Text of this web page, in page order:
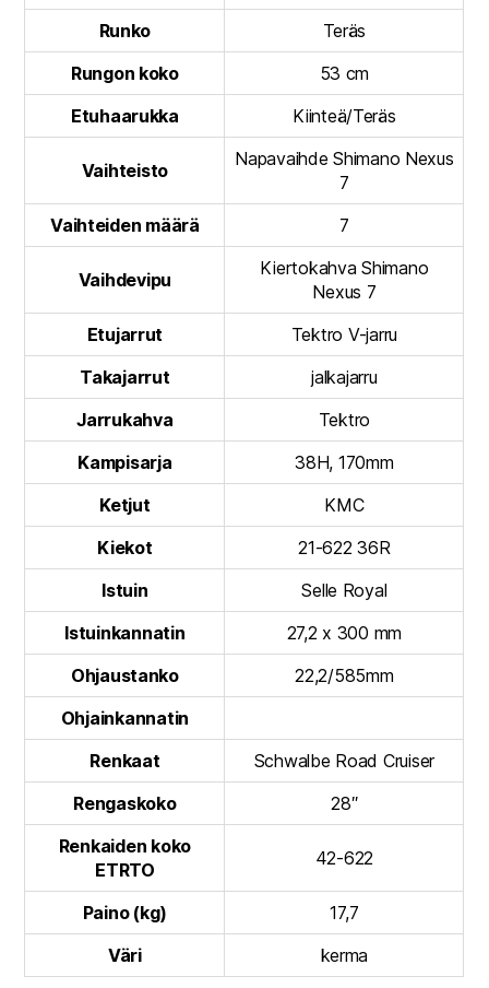
Runko
Teräs
Rungon koko
53 cm
Etuhaarukka
Kiinteä/Teräs
Vaihteisto
Napavaihde Shimano Nexus
7
Vaihteiden määrä
7
Vaihdevipu
Kiertokahva Shimano
Nexus 7
Etujarrut
Tektro V-jarru
Takajarrut
jalkajarru
Jarrukahva
Tektro
Kampisarja
38H, 170mm
Ketjut
KMC
Kiekot
21-622 36R
Istuin
Selle Royal
Istuinkannatin
27,2 x 300 mm
Ohjaustanko
22,2/585mm
Ohjainkannatin
Renkaat
Schwalbe Road Cruiser
Rengaskoko
28″
Renkaiden koko
ETRTO
42-622
Paino (kg)
17,7
Väri
kerma